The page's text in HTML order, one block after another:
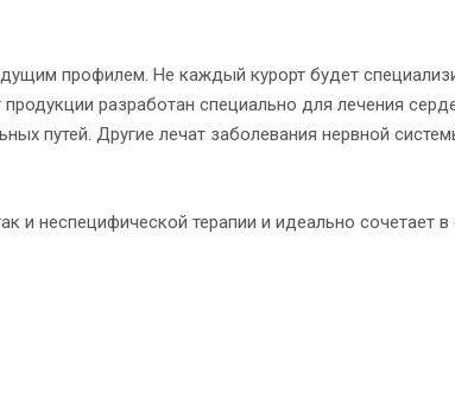
профилем. Не каждый курорт будет
разработан специально для лечения
путей. Другие лечат заболевания нервной
и неспецифической терапии и идеально сочетает